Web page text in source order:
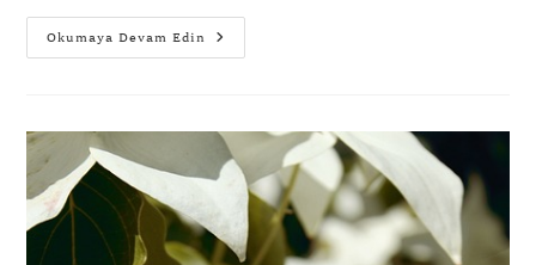
Okumaya Devam Edin